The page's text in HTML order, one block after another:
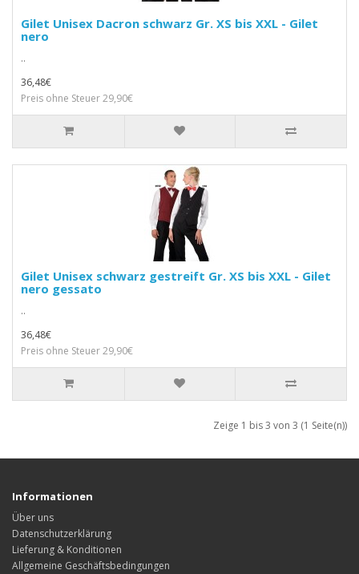
Gilet Unisex Dacron schwarz Gr. XS bis XXL - Gilet
nero
..
36,48€
Preis ohne Steuer 29,90€
Gilet Unisex schwarz gestreift Gr. XS bis XXL - Gilet
nero gessato
..
36,48€
Preis ohne Steuer 29,90€
Zeige 1 bis 3 von 3 (1 Seite(n))
Informationen
Über uns
Datenschutzerklärung
Lieferung & Konditionen
Allgemeine Geschäftsbedingungen